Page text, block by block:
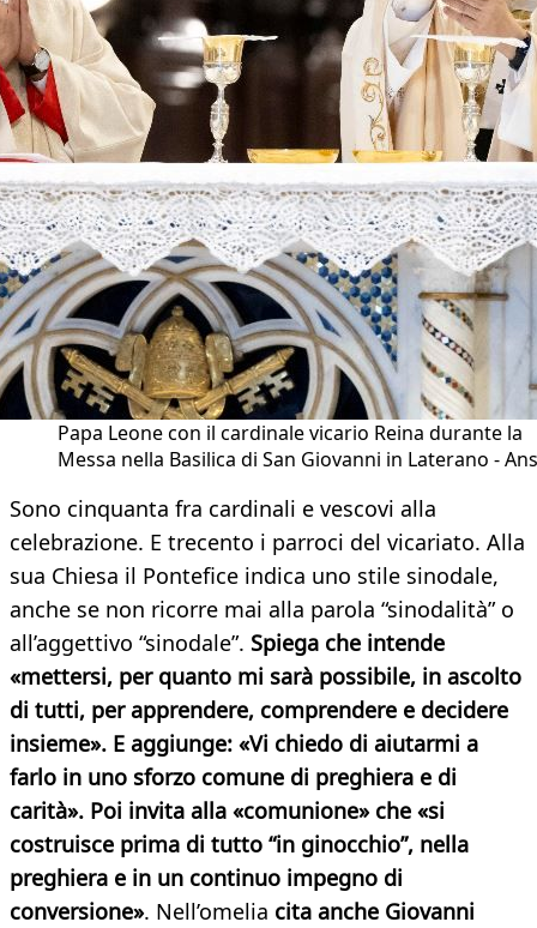
Papa Leone con il cardinale vicario Reina durante la
Messa nella Basilica di San Giovanni in Laterano -
Sono cinquanta fra cardinali e vescovi alla
celebrazione. E trecento i parroci del vicariato. Alla
sua Chiesa il Pontefice indica uno stile sinodale,
anche se non ricorre mai alla parola “sinodalità” o
all’aggettivo “sinodale”. Spiega che intende
«mettersi, per quanto mi sarà possibile, in ascolto
di tutti, per apprendere, comprendere e decidere
insieme». E aggiunge: «Vi chiedo di aiutarmi a
farlo in uno sforzo comune di preghiera e di
carità». Poi invita alla «comunione» che «si
costruisce prima di tutto “in ginocchio”, nella
preghiera e in un continuo impegno di
conversione». Nell’omelia cita anche Giovanni